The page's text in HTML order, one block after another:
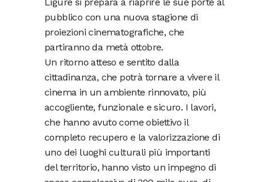
pubblico con una nuova stagione di
proiezioni cinematografiche, che
partiranno da metà ottobre.
Un ritorno atteso e sentito dalla
cittadinanza, che potrà tornare a vivere il
cinema in un ambiente rinnovato, più
accogliente, funzionale e sicuro. I lavori,
che hanno avuto come obiettivo il
completo recupero e la valorizzazione di
uno dei luoghi culturali più importanti
del territorio, hanno visto un impegno di